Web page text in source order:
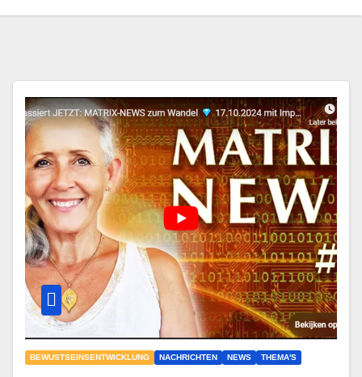
BEWUSTSEINSENTWICKLUNG NACHRICHTEN NEWS THEMA'S